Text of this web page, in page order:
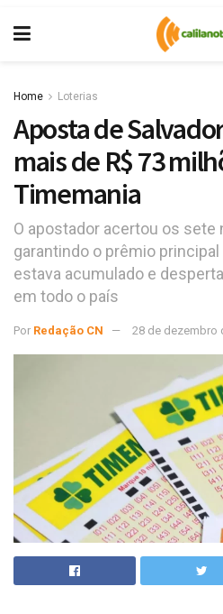
Home Loterias
Aposta de
mais de R$ 73
Timemania
O apostador acertou os
garantindo o prêmio
estava acumulado e
em todo o país
Por Redação CN 28 de dezembro